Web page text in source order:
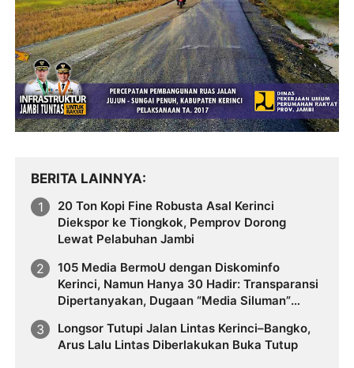
BERITA LAINNYA
20 Ton Kopi Fine Robusta Asal Kerinci
Diekspor ke Tiongkok, Pemprov Dorong
Lewat Pelabuhan Jambi
105 Media BermoU dengan Diskominfo
Kerinci, Namun Hanya 30 Hadir: Transparansi
Dipertanyakan, Dugaan “Media Siluman”
Longsor Tutupi Jalan Lintas Kerinci–Bangko,
Arus Lalu Lintas Diberlakukan Buka Tutup